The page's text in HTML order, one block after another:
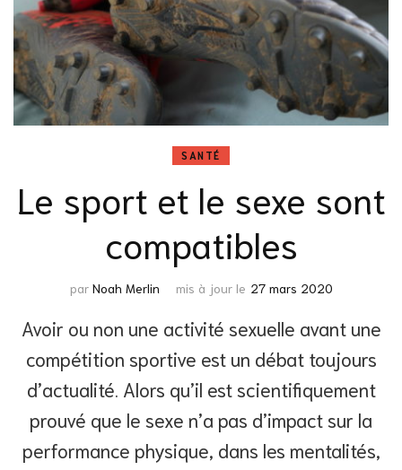
SANTÉ
Le sport et le sexe sont
compatibles
par Noah Merlin mis à jour le 27 mars 2020
Avoir ou non une activité sexuelle avant une
compétition sportive est un débat toujours
d’actualité. Alors qu’il est scientifiquement
prouvé que le sexe n’a pas d’impact sur la
performance physique, dans les mentalités,